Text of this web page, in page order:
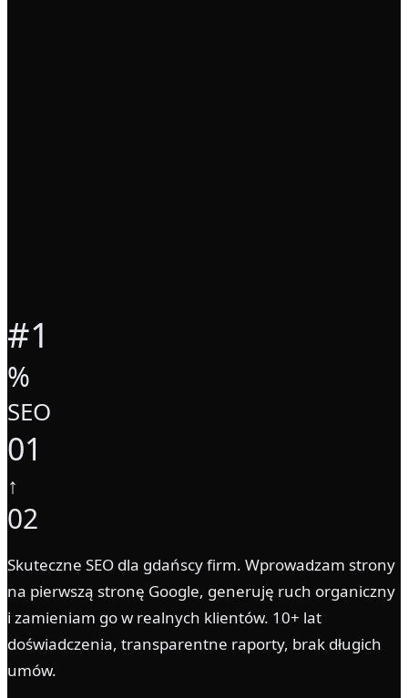
#1
%
SEO
01
↑
02
Skuteczne SEO dla gdańscy firm. Wprowadzam strony
na pierwszą stronę Google, generuję ruch organiczny
i zamieniam go w realnych klientów. 10+ lat
doświadczenia, transparentne raporty, brak długich
umów.